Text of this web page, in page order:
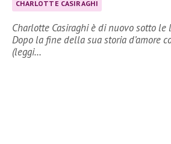
CHARLOTTE CASIRAGHI
Charlotte Casiraghi è di nuovo sotto
Dopo la fine della sua storia d’amore
(leggi…